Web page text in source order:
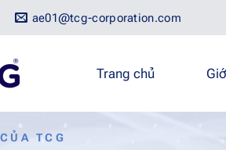
ae01@tcg-corporation.com
Trang chủ
TCG